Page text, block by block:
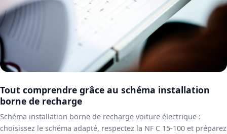
Tout comprendre grâce au schéma installation
borne de recharge
Schéma installation borne de recharge voiture électrique :
choisissez le schéma adapté, respectez la NF C 15-100 et préparez